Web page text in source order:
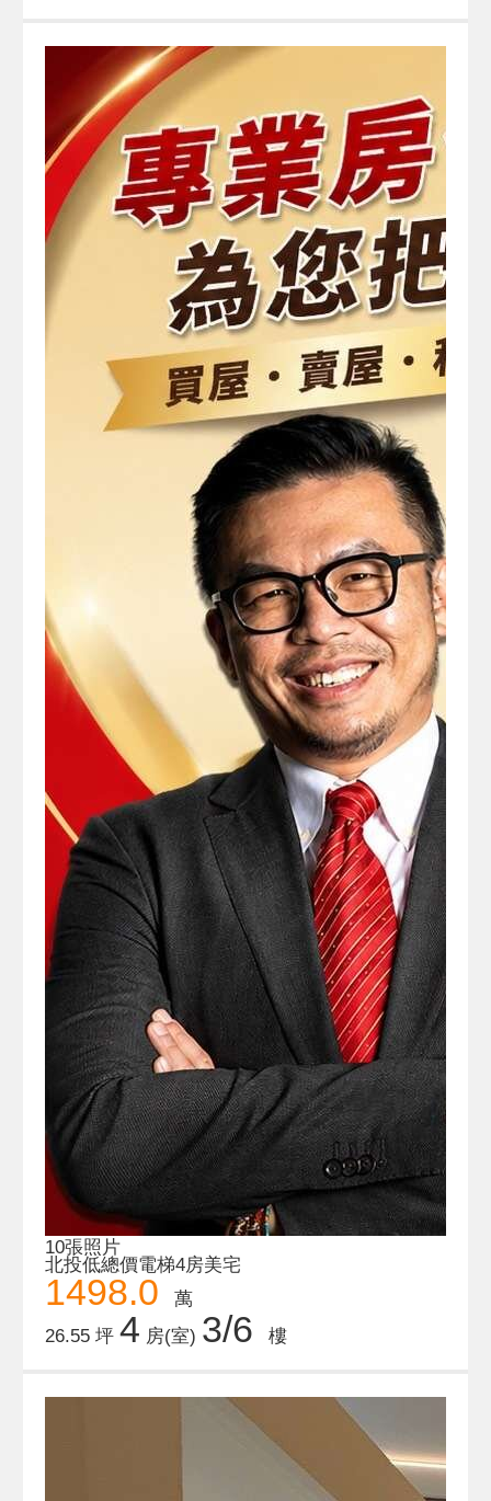
10張照片
北投低總價電梯4房美宅
1498.0
萬
26.55 坪 4 房(室) 3/6 樓